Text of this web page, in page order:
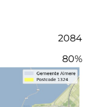
2084
80%